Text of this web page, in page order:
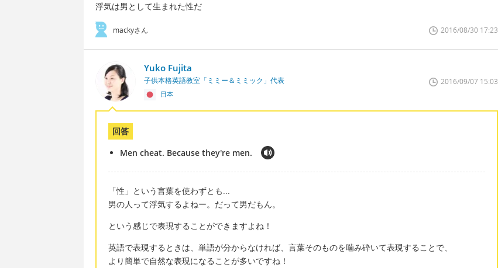
浮気は男として生まれた性だ
mackyさん 2016/08/30 17:23
Yuko Fujita
子供本格英語教室「ミミー＆ミミック」代表
日本
2016/09/07 15:03
回答
Men cheat. Because they're men.
「性」という言葉を使わずとも...
男の人って浮気するよねー。だって男だもん。
という感じで表現することができますよね！
英語で表現するときは、単語が分からなければ、言葉そのものを噛み砕いて表現することで、
より簡単で自然な表現になることが多いですね！